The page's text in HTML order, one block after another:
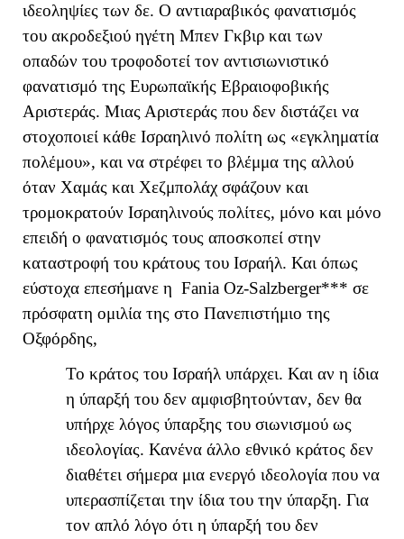
ιδεοληψίες των δε. Ο αντιαραβικός φανατισμός
του ακροδεξιού ηγέτη Μπεν Γκβιρ και των
οπαδών του τροφοδοτεί τον αντισιωνιστικό
φανατισμό της Ευρωπαϊκής Εβραιοφοβικής
Αριστεράς. Μιας Αριστεράς που δεν διστάζει να
στοχοποιεί κάθε Ισραηλινό πολίτη ως «εγκληματία
πολέμου», και να στρέφει το βλέμμα της αλλού
όταν Χαμάς και Χεζμπολάχ σφάζουν και
τρομοκρατούν Ισραηλινούς πολίτες, μόνο και μόνο
επειδή ο φανατισμός τους αποσκοπεί στην
καταστροφή του κράτους του Ισραήλ. Και όπως
εύστοχα επεσήμανε η Fania Oz-Salzberger*** σε
πρόσφατη ομιλία της στο Πανεπιστήμιο της
Οξφόρδης,
Το κράτος του Ισραήλ υπάρχει. Και αν η ίδια
η ύπαρξή του δεν αμφισβητούνταν, δεν θα
υπήρχε λόγος ύπαρξης του σιωνισμού ως
ιδεολογίας. Κανένα άλλο εθνικό κράτος δεν
διαθέτει σήμερα μια ενεργό ιδεολογία που να
υπερασπίζεται την ίδια του την ύπαρξη. Για
τον απλό λόγο ότι η ύπαρξή του δεν